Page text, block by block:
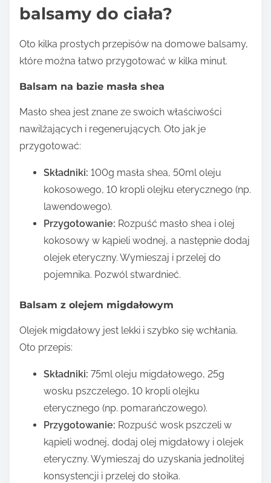
balsamy do ciała?
Oto kilka prostych przepisów na domowe balsamy,
które można łatwo przygotować w kilka minut.
Balsam na bazie masła shea
Masło shea jest znane ze swoich właściwości
nawilżających i regenerujących. Oto jak je
przygotować:
Składniki: 100g masła shea, 50ml oleju
kokosowego, 10 kropli olejku eterycznego (np.
lawendowego).
Przygotowanie: Rozpuść masło shea i olej
kokosowy w kąpieli wodnej, a następnie dodaj
olejek eteryczny. Wymieszaj i przelej do
pojemnika. Pozwól stwardnieć.
Balsam z olejem migdałowym
Olejek migdałowy jest lekki i szybko się wchłania.
Oto przepis:
Składniki: 75ml oleju migdałowego, 25g
wosku pszczelego, 10 kropli olejku
eterycznego (np. pomarańczowego).
Przygotowanie: Rozpuść wosk pszczeli w
kąpieli wodnej, dodaj olej migdałowy i olejek
eteryczny. Wymieszaj do uzyskania jednolitej
konsystencji i przelej do słoika.